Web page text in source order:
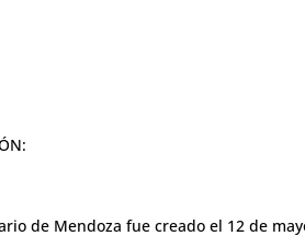
de Mendoza fue creado el 12 de